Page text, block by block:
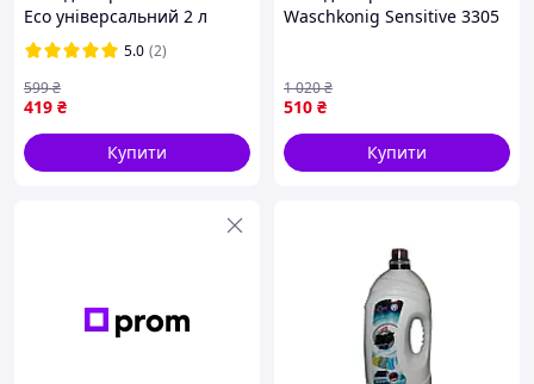
Eco універсальний 2 л
(4820189880448)
5.0 (2)
419 ₴
599₴
Купити
Waschkonig Sensitive 3305
запаху
510 ₴
1 020₴
Купити